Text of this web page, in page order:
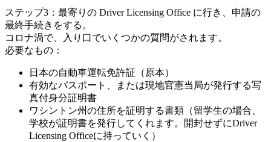
ステップ3：最寄りの Driver Licensing Office に行き、申請の
最終手続きをする。
コロナ渦で、入り口でいくつかの質問がされます。
必要なもの：
日本の自動車運転免許証（原本）
有効なパスポート、または現地官憲当局が発行する写
真付身分証明書
ワシントン州の住所を証明する書類（留学生の場合、
学校が証明書を発行してくれます。開封せずにDriver
Licensing Officeに持っていく）